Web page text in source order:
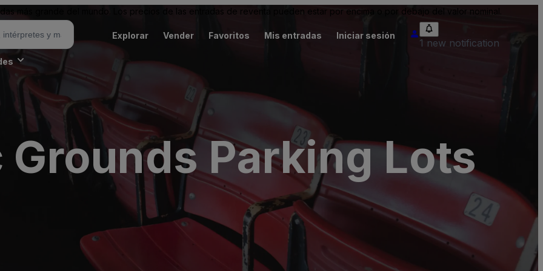
más grande del mundo. Los precios de las entradas de reventa pueden estar por encima o por debajo del valor nominal.
Explorar Vender Favoritos Mis entradas Iniciar sesión
1 new notification
Grounds Parking Lots